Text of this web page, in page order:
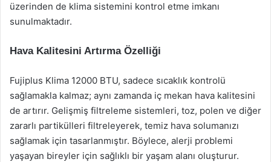
üzerinden de klima sistemini kontrol etme imkanı
sunulmaktadır.
Hava Kalitesini Artırma Özelliği
Fujiplus Klima 12000 BTU, sadece sıcaklık kontrolü
sağlamakla kalmaz; aynı zamanda iç mekan hava kalitesini
de artırır. Gelişmiş filtreleme sistemleri, toz, polen ve diğer
zararlı partikülleri filtreleyerek, temiz hava solumanızı
sağlamak için tasarlanmıştır. Böylece, alerji problemi
yaşayan bireyler için sağlıklı bir yaşam alanı oluşturur.